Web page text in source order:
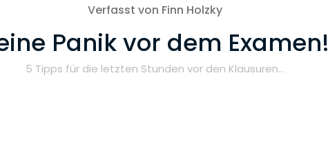
Verfasst von Finn Holzky
Panik vor dem Examen!
5 Tipps für die letzten Stunden vor den Klausuren...